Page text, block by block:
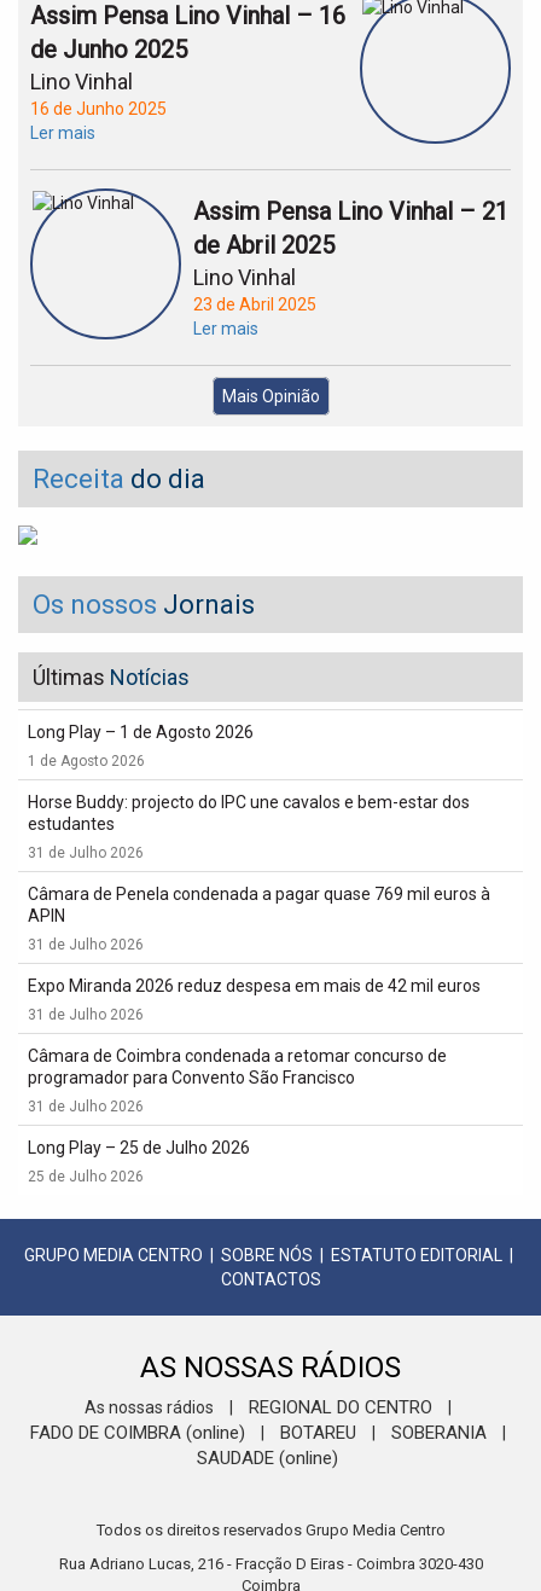
Assim Pensa Lino Vinhal – 16
de Junho 2025
Lino Vinhal
16 de Junho 2025
Ler mais
Assim Pensa Lino Vinhal – 21
de Abril 2025
Lino Vinhal
23 de Abril 2025
Ler mais
Mais Opinião
Receita do dia
Os nossos Jornais
Últimas Notícias
Long Play – 1 de Agosto 2026
1 de Agosto 2026
Horse Buddy: projecto do IPC une cavalos e bem-estar dos
estudantes
31 de Julho 2026
Câmara de Penela condenada a pagar quase 769 mil euros à
APIN
31 de Julho 2026
Expo Miranda 2026 reduz despesa em mais de 42 mil euros
31 de Julho 2026
Câmara de Coimbra condenada a retomar concurso de
programador para Convento São Francisco
31 de Julho 2026
Long Play – 25 de Julho 2026
25 de Julho 2026
GRUPO MEDIA CENTRO SOBRE NÓS ESTATUTO EDITORIAL
CONTACTOS
AS NOSSAS RÁDIOS
As nossas rádios REGIONAL DO CENTRO
FADO DE COIMBRA (online) BOTAREU SOBERANIA
SAUDADE (online)
Todos os direitos reservados Grupo Media Centro
Rua Adriano Lucas, 216 - Fracção D Eiras - Coimbra 3020-430
Coimbra